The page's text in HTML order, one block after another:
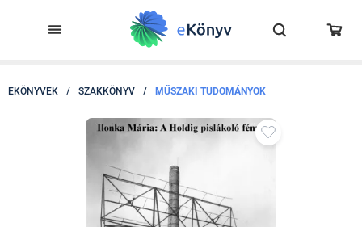
EKÖNYVEK / SZAKKÖNYV / MŰSZAKI TUDOMÁNYOK